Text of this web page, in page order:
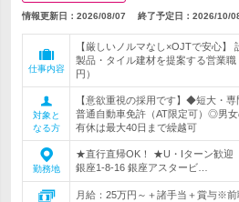
情報更新日：2026/08/07 終了予定日： 2026/10/
仕事内容
【厳しいノルマなし×OJTで安心】
製品・タイル建材を提案する営業
円）
対象と
なる方
【意欲重視の採用です】◆短大・
普通自動車免許（AT限定可）◎男
有休は最大40日まで繰越可
勤務地
★直行直帰OK！ ★U・Iターン歓迎
銀座1-8-16 銀座アスタービ…
月給：25万円～＋諸手当＋賞与※